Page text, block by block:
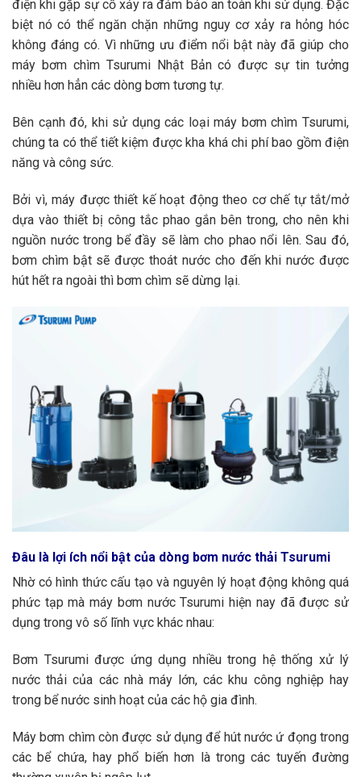
điện khi gặp sự cố xảy ra đảm bảo an toàn khi sử dụng. Đặc
biệt nó có thể ngăn chặn những nguy cơ xảy ra hỏng hóc
không đáng có. Vì những ưu điểm nổi bật này đã giúp cho
máy bơm chìm Tsurumi Nhật Bản có được sự tin tưởng
nhiều hơn hẳn các dòng bơm tương tự.
Bên cạnh đó, khi sử dụng các loại máy bơm chìm Tsurumi,
chúng ta có thể tiết kiệm được kha khá chi phí bao gồm điện
năng và công sức.
Bởi vì, máy được thiết kế hoạt động theo cơ chế tự tắt/mở
dựa vào thiết bị công tắc phao gắn bên trong, cho nên khi
nguồn nước trong bể đầy sẽ làm cho phao nổi lên. Sau đó,
bơm chìm bật sẽ được thoát nước cho đến khi nước được
hút hết ra ngoài thì bơm chìm sẽ dừng lại.
Đâu là lợi ích nổi bật của dòng bơm nước thải Tsurumi
Nhờ có hình thức cấu tạo và nguyên lý hoạt động không quá
phức tạp mà máy bơm nước Tsurumi hiện nay đã được sử
dụng trong vô số lĩnh vực khác nhau:
Bơm Tsurumi được ứng dụng nhiều trong hệ thống xử lý
nước thải của các nhà máy lớn, các khu công nghiệp hay
trong bể nước sinh hoạt của các hộ gia đình.
Máy bơm chìm còn được sử dụng để hút nước ứ đọng trong
các bể chứa, hay phổ biến hơn là trong các tuyến đường